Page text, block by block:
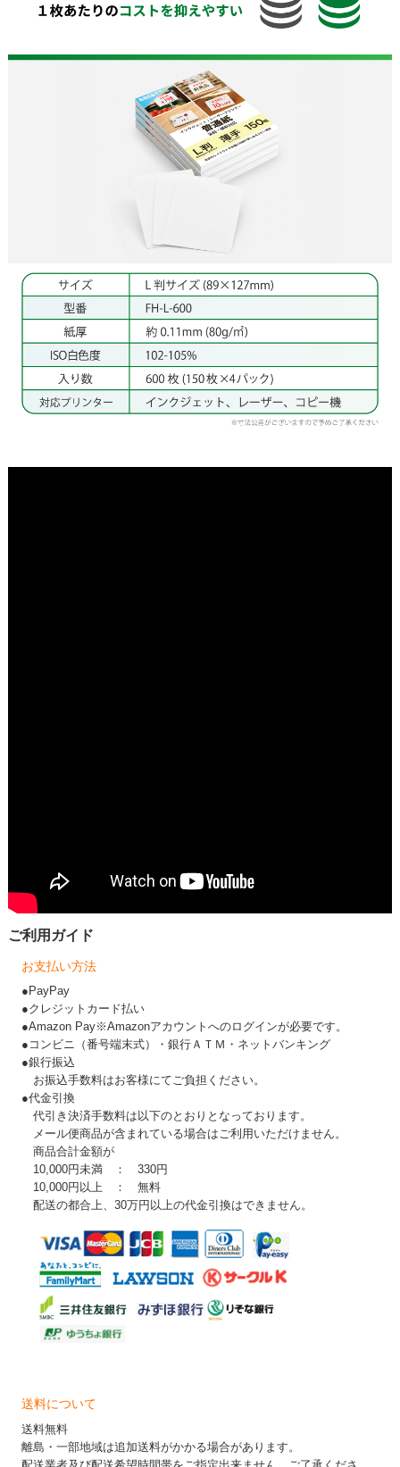
ご利用ガイド
お支払い方法
●PayPay
●クレジットカード払い
●Amazon Pay※Amazonアカウントへのログインが必要です。
●コンビニ（番号端末式）・銀行ＡＴＭ・ネットバンキング
●銀行振込
お振込手数料はお客様にてご負担ください。
●代金引換
代引き決済手数料は以下のとおりとなっております。
メール便商品が含まれている場合はご利用いただけません。
商品合計金額が
10,000円未満 ： 330円
10,000円以上 ： 無料
配送の都合上、30万円以上の代金引換はできません。
送料について
送料無料
離島・一部地域は追加送料がかかる場合があります。